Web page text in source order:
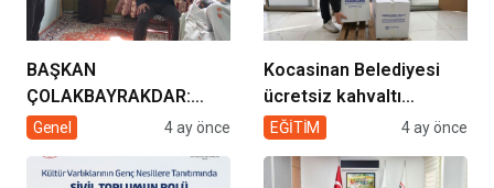
BAŞKAN
ÇOLAKBAYRAKDAR:
“EVDE SAĞLIK
GÖNÜLLERE
Genel 4 ay önce
Kocasinan Belediyesi
ücretsiz kahvaltı
desteği projesi
EĞİTİM 4 ay önce